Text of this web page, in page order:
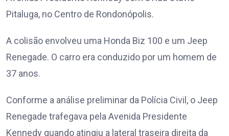
Pitaluga, no Centro de Rondonópolis.
A colisão envolveu uma Honda Biz 100 e um Jeep
Renegade. O carro era conduzido por um homem de
37 anos.
Conforme a análise preliminar da Polícia Civil, o Jeep
Renegade trafegava pela Avenida Presidente
Kennedy quando atingiu a lateral traseira direita da